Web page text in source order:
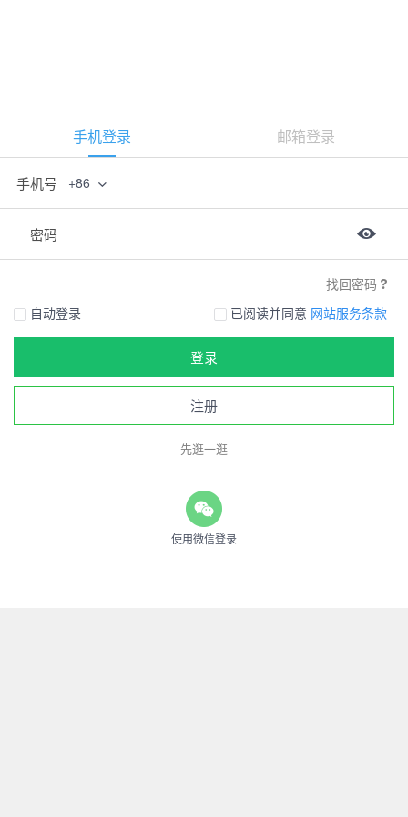
手机登录 邮箱登录
手机号 +86
密码
找回密码
自动登录
已阅读并同意 网站服务条款
登录
注册
先逛一逛
使用微信登录